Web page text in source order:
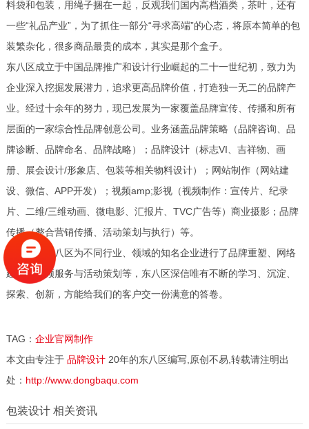
料袋和包装，用绳子捆在一起，反观我们国内高档酒类，茶叶，还有
一些“礼品产业”，为了抓住一部分“寻求高端”的心态，将原本简单的包
装繁杂化，很多商品最贵的成本，其实是那个盒子。
东八区成立于中国品牌推广和设计行业崛起的二十一世纪初，致力为
企业深入挖掘发展潜力，追求更高品牌价值，打造独一无二的品牌产
业。经过十余年的努力，现已发展为一家覆盖品牌宣传、传播和所有
层面的一家综合性品牌创意公司。业务涵盖品牌策略（品牌咨询、品
牌诊断、品牌命名、品牌战略）；品牌设计（标志VI、吉祥物、画
册、展会设计/形象店、包装等相关物料设计）；网站制作（网站建
设、微信、APP开发）；视频amp;影视（视频制作：宣传片、纪录
片、二维/三维动画、微电影、汇报片、TVC广告等）商业摄影；品牌
传播（整合营销传播、活动策划与执行）等。
多年来，东八区为不同行业、领域的知名企业进行了品牌重塑、网络
建设、视频服务与活动策划等，东八区深信唯有不断的学习、沉淀、
探索、创新，方能给我们的客户交一份满意的答卷。
TAG： 企业官网制作
本文由专注于 品牌设计20年的东八区编写,原创不易,转载请注明出
处： http://www.dongbaqu.com
包装设计 相关资讯